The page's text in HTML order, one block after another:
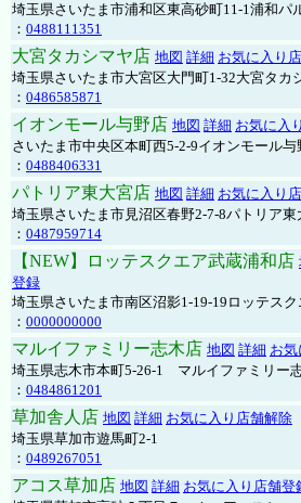
埼玉県さいたま市浦和区東高砂町11-1浦和パ
： 0488111351
大宮タカシマヤ店 地図 詳細 お気に入り
埼玉県さいたま市大宮区大門町1-32大宮タカ
： 0486585871
イオンモール与野店 地図 詳細 お気に入
さいたま市中央区本町西5-2-9イオンモール与
： 0488406331
パトリア東大宮店 地図 詳細 お気に入り
埼玉県さいたま市見沼区春野2-7-8パトリア東
： 0487959714
【NEW】ロッテスクエア武蔵浦和店
登録
埼玉県さいたま市南区沼影1-19-19ロッテス
： 0000000000
マルイファミリー志木店 地図 詳細 お
埼玉県志木市本町5-26-1 マルイファミリー
： 0484861201
草加舎人店 地図 詳細 お気に入り店舗解除
埼玉県草加市遊馬町2-1
： 0489267051
アコス草加店 地図 詳細 お気に入り店舗登